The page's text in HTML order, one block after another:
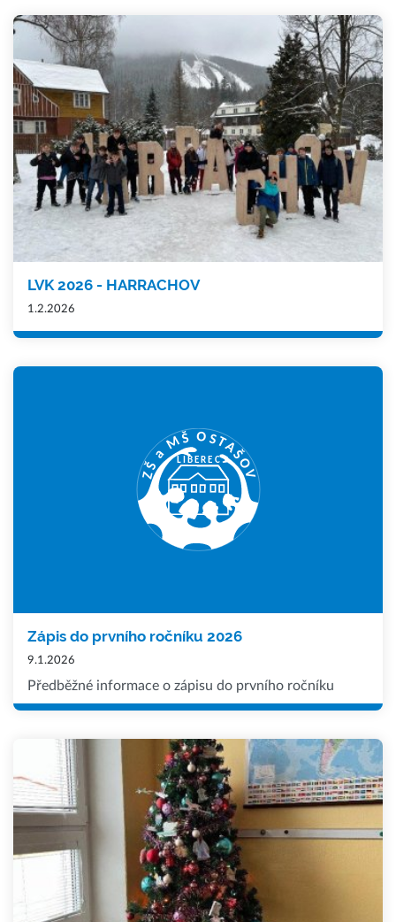
LVK 2026 - HARRACHOV
1.2.2026
Zápis do prvního ročníku 2026
9.1.2026
Předběžné informace o zápisu do prvního ročníku